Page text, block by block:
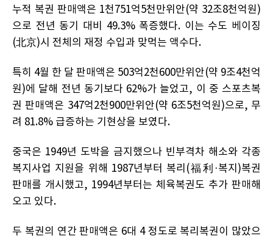
누적 복권 판매액은 1천751억5천만위안(약 32조8천억원)
으로 전년 동기 대비 49.3% 폭증했다. 이는 수도 베이징
(北京)시 전체의 재정 수입과 맞먹는 액수다.
특히 4월 한 달 판매액은 503억2천600만위안(약 9조4천억
원)에 달해 전년 동기보다 62%가 늘었고, 이 중 스포츠복
권 판매액은 347억2천900만위안(약 6조5천억원)으로, 무
려 81.8% 급증하는 기현상을 보였다.
중국은 1949년 도박을 금지했으나 빈부격차 해소와 각종
복지사업 지원을 위해 1987년부터 복리(福利·복지)복권
판매를 개시했고, 1994년부터는 체육복권도 추가 판매해
오고 있다.
두 복권의 연간 판매액은 6대 4 정도로 복리복권이 많았으